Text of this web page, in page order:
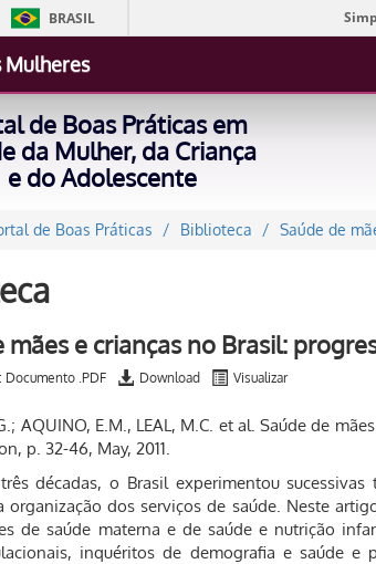
BRASIL
Mulheres
de Boas Práticas em
da Mulher, da Criança
e do Adolescente
de Boas Práticas Biblioteca Saúde de
mães e crianças no Brasil:
Documento .PDF Download Visualizar
AQUINO, E.M., LEAL, M.C. et al. Saúde de
p. 32-46, May, 2011.
décadas, o Brasil experimentou
organização dos serviços de saúde. Neste
de saúde materna e de saúde e nutrição
inquéritos de demografia e saúde e